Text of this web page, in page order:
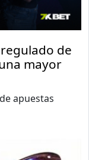
de
mayor
apuestas